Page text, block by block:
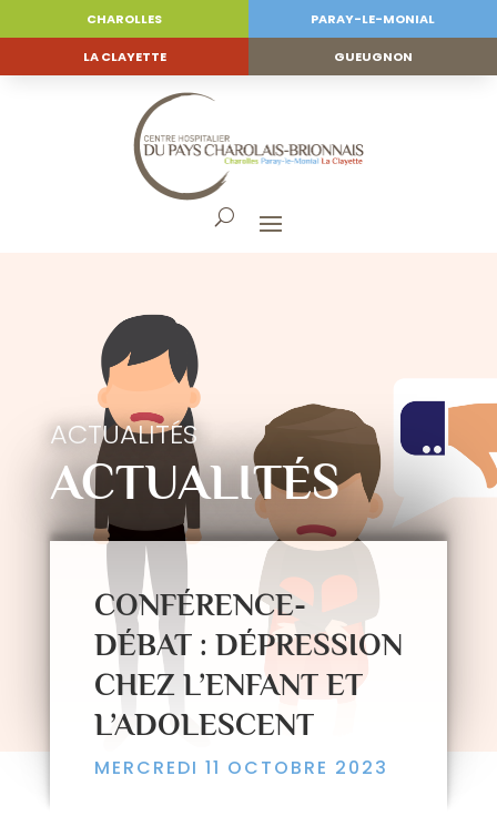
CHAROLLES PARAY-LE-MONIAL
LA CLAYETTE GUEUGNON
ACTUALITÉS
ACTUALITÉS
CONFÉRENCE-
DÉBAT : DÉPRESSION
CHEZ L’ENFANT ET
L’ADOLESCENT
MERCREDI 11 OCTOBRE 2023